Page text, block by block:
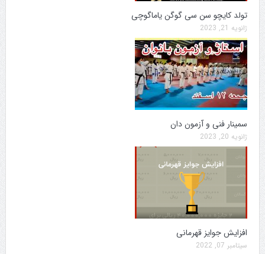
تولد کایچو سن سی گوگن یاماگوچی
ژانویه 21, 2023
سمینار فنی و آزمون دان
ژانویه 20, 2023
افزایش جوایز قهرمانی
سپتامبر 07, 2022